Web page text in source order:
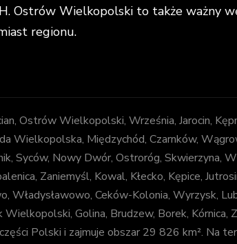
Ostrów Wielkopolski to także ważny
regionu.
Ostrów Wielkopolski, Września, Jarocin,
Wielkopolska, Międzychód, Czarnków,
Syców, Nowy Dwór, Ostroróg, Skwierzyna,
Zaniemyśl, Kowal, Kłecko, Kępice,
Władysławowo, Ceków-Kolonia, Wyrzysk,
Golina, Brudzew, Borek, Kórnica,
Polski i zajmuje obszar 29 826 km². Na